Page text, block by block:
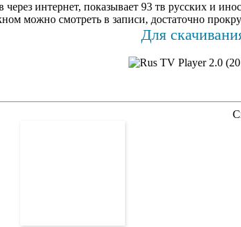
интернет, показывает 93 тв русских и
можно смотреть в записи, достаточно
Для